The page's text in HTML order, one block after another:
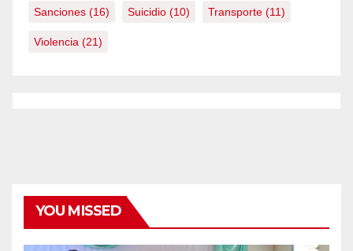
Sanciones (16) Suicidio (10) Transporte (11)
Violencia (21)
YOU MISSED